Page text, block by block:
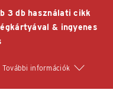
3 db használati cikk
& ingyenes
További információk